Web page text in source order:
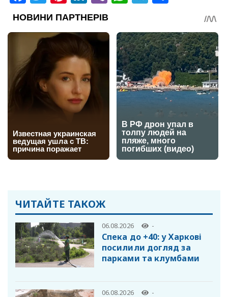
ЧИТАЙТЕ ТАКОЖ
06.08.2026 -
Спека до +40: у Харкові
посилили догляд за
парками та клумбами
06.08.2026 -